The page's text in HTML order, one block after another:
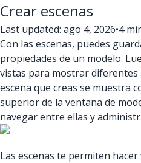
Crear escenas
Last updated: ago 4, 2026•4
Con las escenas, puedes
propiedades de un modelo.
vistas para mostrar diferentes
escena que creas se muestra
superior de la ventana de
navegar entre ellas y
Las escenas te permiten hacer